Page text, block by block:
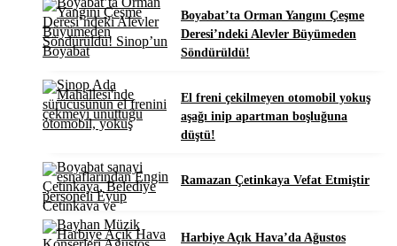
Boyabat’ta Orman Yangını Çeşme
Deresi’ndeki Alevler Büyümeden
Söndürüldü!
El freni çekilmeyen otomobil yokuş
aşağı inip apartman boşluğuna
düştü!
Ramazan Çetinkaya Vefat Etmiştir
Harbiye Açık Hava’da Ağustos